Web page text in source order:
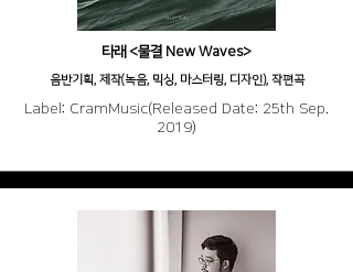
타래 <물결 New Waves>
음반기획, 제작(녹음, 믹싱, 마스터링, 디자인), 작편곡
Label: CramMusic(Released Date: 25th Sep.
2019)